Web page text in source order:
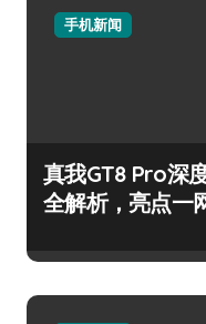
手机新闻
真我GT8 Pro深
全解析，亮点一